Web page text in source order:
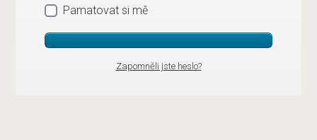
Pamatovat si mě
Zapomněli jste heslo?